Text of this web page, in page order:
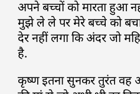
अपने बच्चों को मारता हुआ
मुझे ले ले पर मेरे बच्चे को
देर नहीं लगा कि अंदर जो
है.
कृष्ण इतना सुनकर तुरंत वह